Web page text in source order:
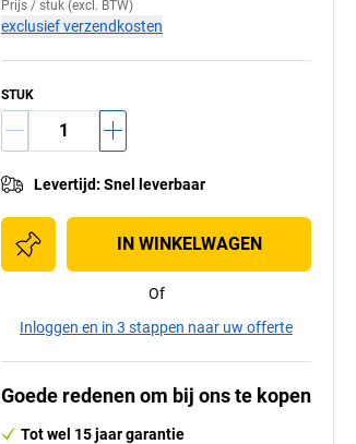
Prijs / stuk (excl. BTW)
exclusief verzendkosten
STUK
Levertijd: Snel leverbaar
IN WINKELWAGEN
Of
Inloggen en in 3 stappen naar uw offerte
Goede redenen om bij ons te kopen
Tot wel 15 jaar garantie